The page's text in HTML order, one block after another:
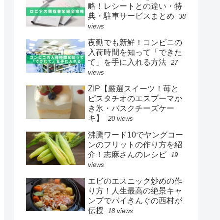
略！レシートとの違い・特
典・駐車サービスまとめ
38
views
夜勤でも新鮮！コンビニの
入荷時間を知って「できた
て」を手に入れる方法 27
views
ZIP【厳選スイーツ！苺と
ピスタチオのエスプーマか
き氷・バスクチーズケー
キ】
20 views
沸騰ワード10でヤングコー
ンのフリットの作り方を紹
介！志麻さんのレシピ 19
views
エビのエスニック炒めの作
り方！人生最高の絶景キャ
ンプでバイきんぐの西村が
伝授
18 views